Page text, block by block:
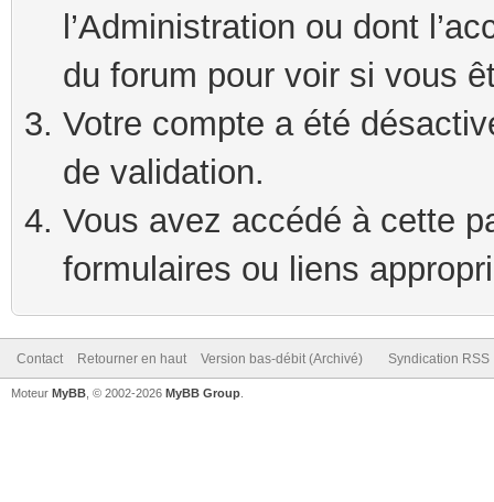
l’Administration ou dont
du forum pour voir si vous
Votre compte a été
de validation.
Vous avez accédé à cette
formulaires ou liens
Contact Retourner en haut Version bas-débit (Archivé) Syndication RSS
Moteur MyBB , © 2002-2026 MyBB Group